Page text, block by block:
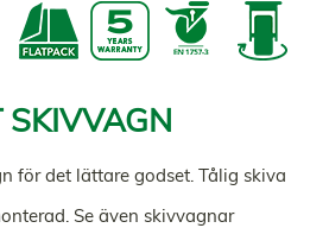
för det lättare godset. Tålig skiva
Se även skivvagnar